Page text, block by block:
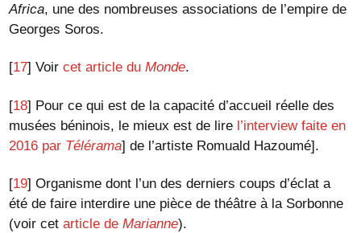
Africa, une des nombreuses associations de l’empire de
Georges Soros.
[17]Voircet article duMonde.
[18] Pour ce qui est de la capacité d’accueil réelle des
musées béninois, le mieux est de lire l’interview faite en
2016 par Télérama] de l’artiste Romuald Hazoumé].
[19]Organisme dont l’un des derniers coups d’éclat a
été de faire interdire une pièce de théâtre à la Sorbonne
(voir cetarticle deMarianne).